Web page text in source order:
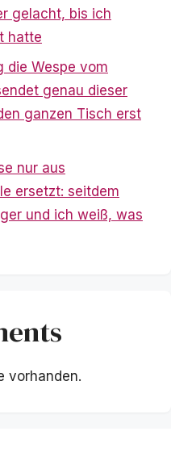
gelacht, bis ich
hatte
die Wespe vom
genau dieser
ganzen Tisch erst
nur aus
ersetzt: seitdem
und ich weiß, was
vorhanden.